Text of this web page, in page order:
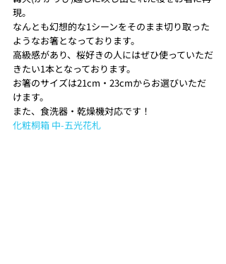
現。
なんとも幻想的な1シーンをそのまま切り取った
ようなお箸となっております。
高級感があり、桜好きの人にはぜひ使っていただ
きたい1本となっております。
お箸のサイズは21cm・23cmからお選びいただ
けます。
また、食洗器・乾燥機対応です！
化粧桐箱 中-五光花札